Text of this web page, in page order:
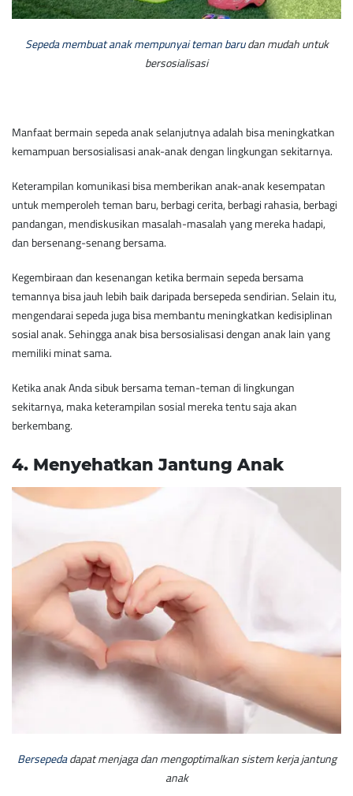
Sepeda membuat anak mempunyai teman barudan mudah untuk
bersosialisasi
Manfaat bermain sepeda anak selanjutnya adalah bisa meningkatkan
kemampuan bersosialisasi anak-anak dengan lingkungan sekitarnya.
Keterampilan komunikasi bisa memberikan anak-anak kesempatan
untuk memperoleh teman baru, berbagi cerita, berbagi rahasia, berbagi
pandangan, mendiskusikan masalah-masalah yang mereka hadapi,
dan bersenang-senang bersama.
Kegembiraan dan kesenangan ketika bermain sepeda bersama
temannya bisa jauh lebih baik daripada bersepeda sendirian. Selain itu,
mengendarai sepeda juga bisa membantu meningkatkan kedisiplinan
sosial anak. Sehingga anak bisa bersosialisasi dengan anak lain yang
memiliki minat sama.
Ketika anak Anda sibuk bersama teman-teman di lingkungan
sekitarnya, maka keterampilan sosial mereka tentu saja akan
berkembang.
4. ​Menyehatkan Jantung Anak
Bersepedadapat menjaga dan mengoptimalkan sistem kerja jantung
anak